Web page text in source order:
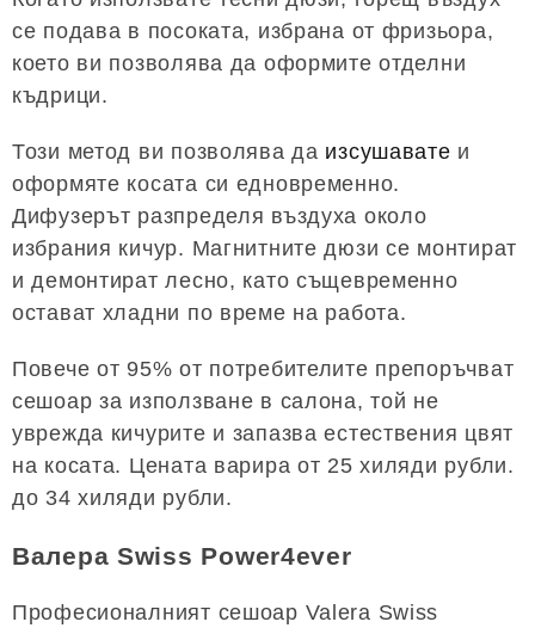
се подава в посоката, избрана от фризьора,
което ви позволява да оформите отделни
къдрици.
Този метод ви позволява да изсушавате и
оформяте косата си едновременно.
Дифузерът разпределя въздуха около
избрания кичур. Магнитните дюзи се монтират
и демонтират лесно, като същевременно
остават хладни по време на работа.
Повече от 95% от потребителите препоръчват
сешоар за използване в салона, той не
уврежда кичурите и запазва естествения цвят
на косата. Цената варира от 25 хиляди рубли.
до 34 хиляди рубли.
Валера Swiss Power4ever
Професионалният сешоар Valera Swiss